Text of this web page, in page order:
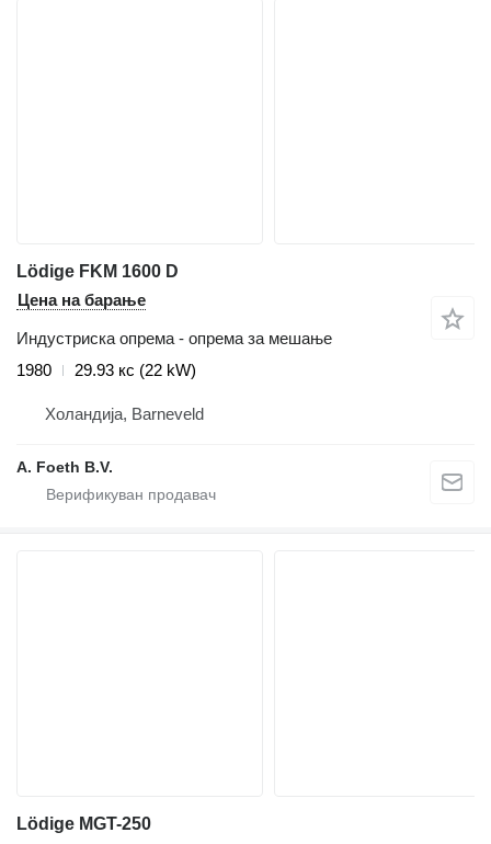
Lödige FKM 1600 D
Цена на барање
Индустриска опрема - опрема за мешање
1980
29.93 кс (22 kW)
Холандија, Barneveld
A. Foeth B.V.
Lödige MGT-250